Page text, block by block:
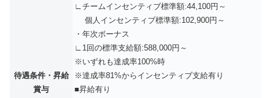
待遇条件・昇給
賞与
∟チームインセンティブ標準額:44,100円～
個人インセンティブ標準額:102,900円～
・年次ボーナス
∟1回の標準支給額:588,000円～
※いずれも達成率100%時
※達成率81%からインセンティブ支給有り
■昇給有り